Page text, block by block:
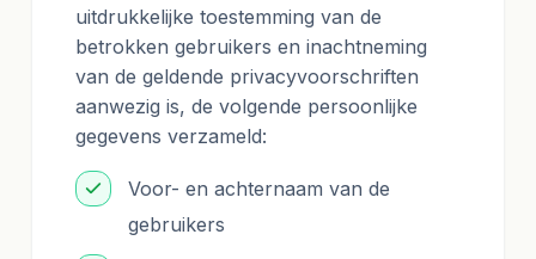
uitdrukkelijke toestemming van de
betrokken gebruikers en inachtneming
van de geldende privacyvoorschriften
aanwezig is, de volgende persoonlijke
gegevens verzameld:
Voor- en achternaam van de
gebruikers